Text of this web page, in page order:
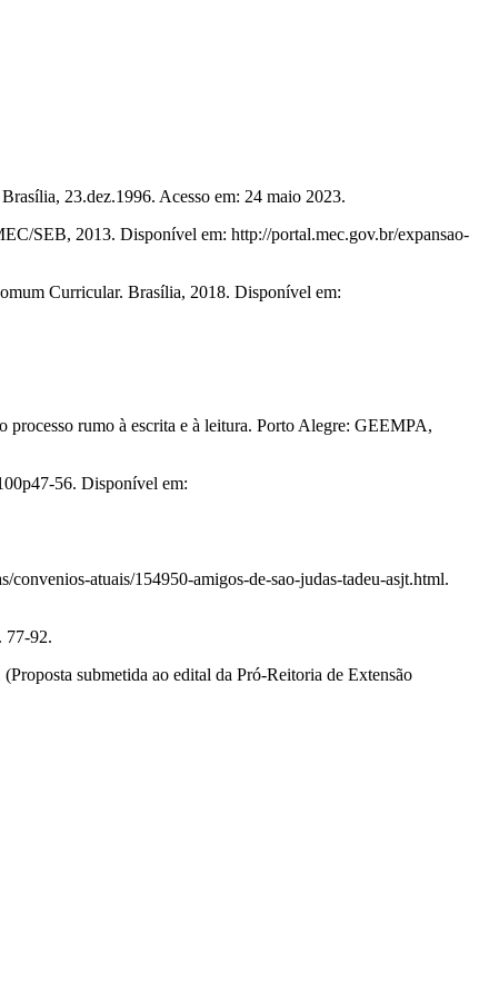
23.dez.1996. Acesso em: 24 maio 2023.
SEB, 2013. Disponível em: http://portal.mec.gov.br/expansao-
Curricular. Brasília, 2018. Disponível em:
rumo à escrita e à leitura. Porto Alegre: GEEMPA,
56. Disponível em:
atuais/154950-amigos-de-sao-judas-tadeu-asjt.html.
77-92.
submetida ao edital da Pró-Reitoria de Extensão